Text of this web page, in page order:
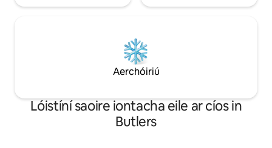
Aerchóiriú
Lóistíní saoire iontacha eile ar cíos in
Butlers